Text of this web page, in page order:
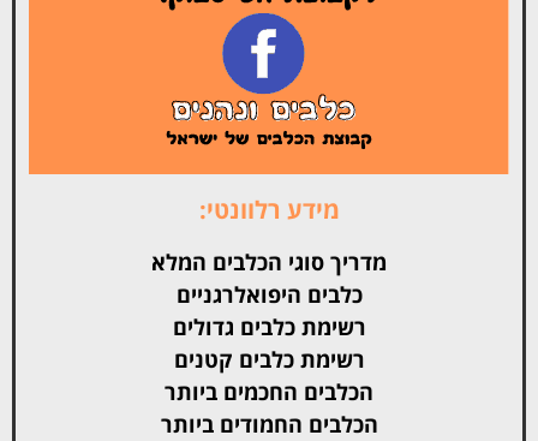
מידע רלוונטי:
מדריך סוגי הכלבים המלא
כלבים היפואלרגניים
רשימת כלבים גדולים
רשימת כלבים קטנים
הכלבים החכמים ביותר
הכלבים החמודים ביותר